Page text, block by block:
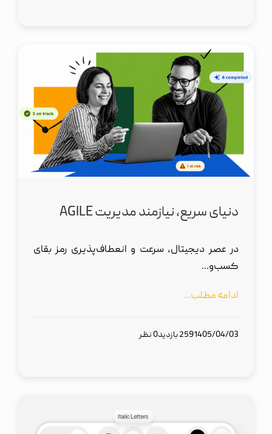
دنیای سریع، نیازمند مدیریت AGILE
در عصر دیجیتال، سرعت و انعطاف‌پذیری رمز بقای
کسب‌و...
ادامه مطلب...
1405/04/03259 بازدید 0 نظر